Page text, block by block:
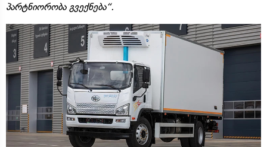
პარტნიორობა გვექნება“.